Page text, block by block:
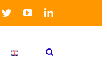
TwitterYouTubeLinkedIn